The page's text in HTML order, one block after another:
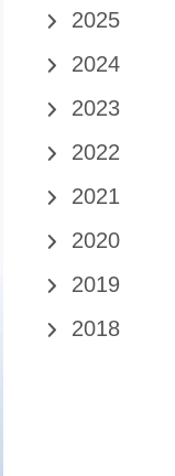
2025
2024
2023
2022
2021
2020
2019
2018